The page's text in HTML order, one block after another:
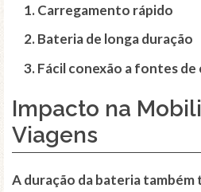
Carregamento rápido
Bateria de longa duração
Fácil conexão a fontes de
Impacto na
Viagens
A duração da bateria também